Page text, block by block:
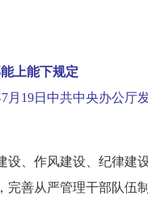
上能下规定
7月 19日中共中央办公厅
、作风建设、纪律建
善从严管理干部队伍